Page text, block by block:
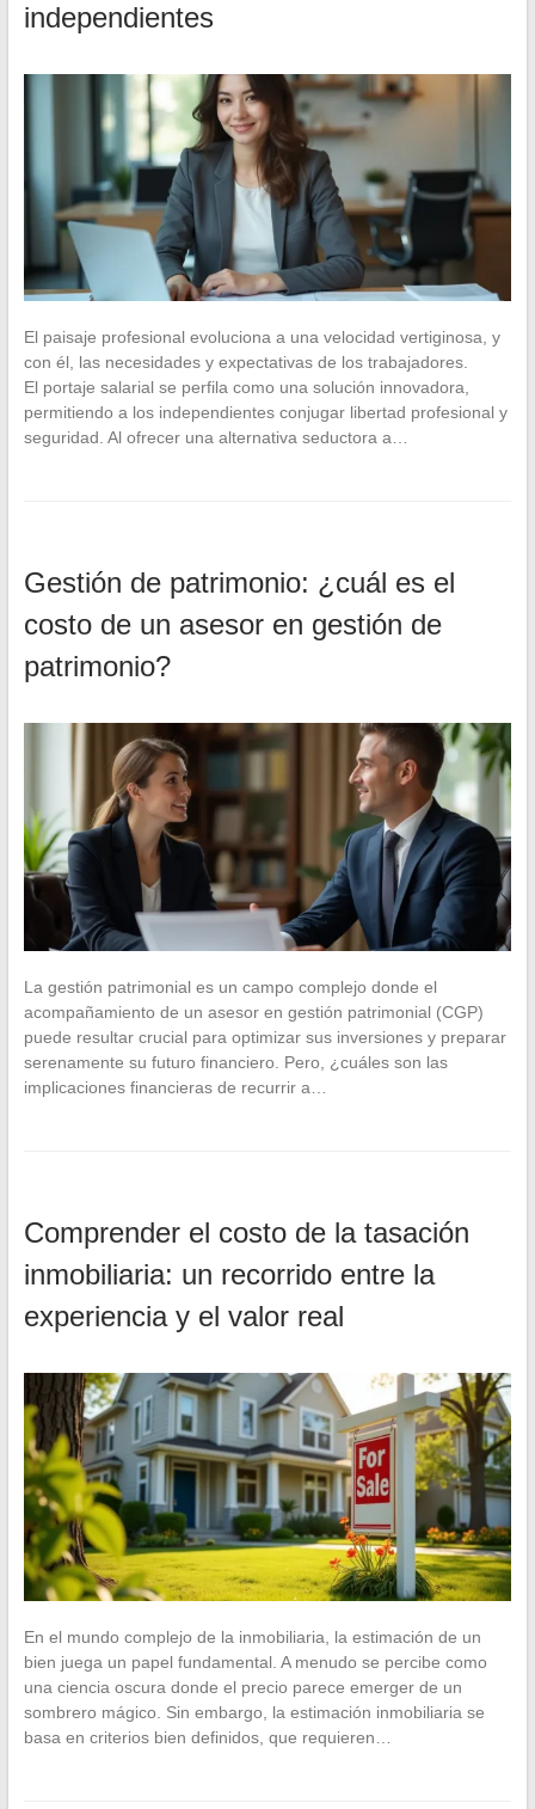
independientes
El paisaje profesional evoluciona a una velocidad vertiginosa, y
con él, las necesidades y expectativas de los trabajadores.
El portaje salarial se perfila como una solución innovadora,
permitiendo a los independientes conjugar libertad profesional y
seguridad. Al ofrecer una alternativa seductora a…
Gestión de patrimonio: ¿cuál es el
costo de un asesor en gestión de
patrimonio?
La gestión patrimonial es un campo complejo donde el
acompañamiento de un asesor en gestión patrimonial (CGP)
puede resultar crucial para optimizar sus inversiones y preparar
serenamente su futuro financiero. Pero, ¿cuáles son las
implicaciones financieras de recurrir a…
Comprender el costo de la tasación
inmobiliaria: un recorrido entre la
experiencia y el valor real
En el mundo complejo de la inmobiliaria, la estimación de un
bien juega un papel fundamental. A menudo se percibe como
una ciencia oscura donde el precio parece emerger de un
sombrero mágico. Sin embargo, la estimación inmobiliaria se
basa en criterios bien definidos, que requieren…